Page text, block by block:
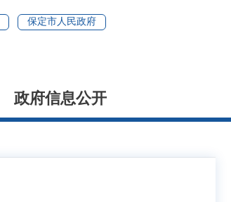
保定市人民政府
政府信息公开